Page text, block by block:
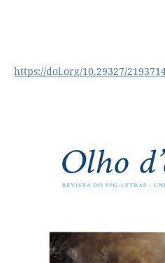
https://doi.org/10.29327/